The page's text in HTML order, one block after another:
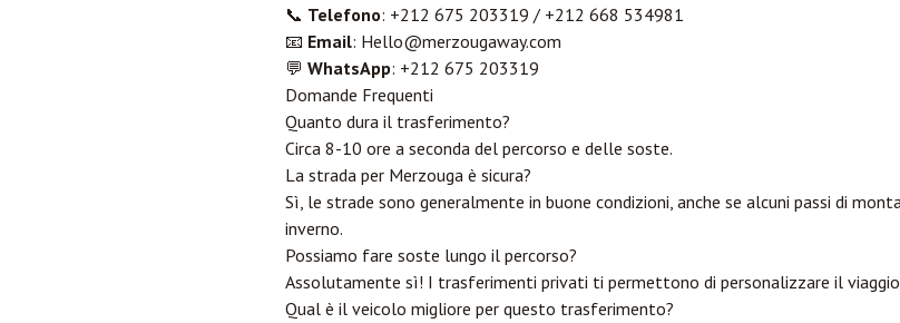
📞 Telefono: +212 675 203319 / +212 668 534981
📧 Email: Hello@merzougaway.com
💬 WhatsApp: +212 675 203319
Domande Frequenti
Quanto dura il trasferimento?
Circa 8-10 ore a seconda del percorso e delle soste.
La strada per Merzouga è sicura?
Sì, le strade sono generalmente in buone condizioni, anche se alcuni passi di
inverno.
Possiamo fare soste lungo il percorso?
Assolutamente sì! I trasferimenti privati ti permettono di personalizzare il
Qual è il veicolo migliore per questo trasferimento?